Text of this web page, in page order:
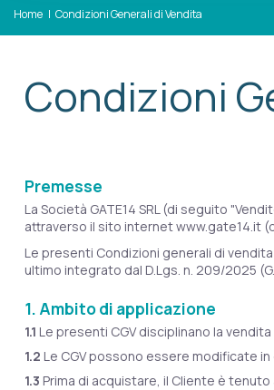
Home Condizioni Generali di Vendita
Condizioni
Premesse
La Società GATE14 SRL (di seguito
attraverso il sito internet www.gate14.it
Le presenti Condizioni generali di
ultimo integrato dal D.Lgs. n. 209/2025
1. Ambito di applicazione
1.1 Le presenti CGV disciplinano la
1.2 Le CGV possono essere modificate
1.3 Prima di acquistare, il Cliente è